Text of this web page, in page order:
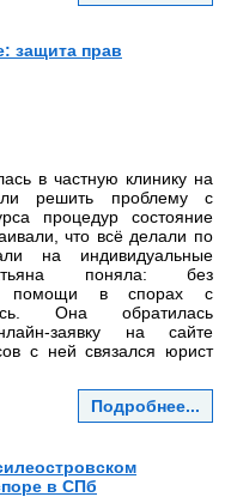
защита прав
в частную клинику на
решить проблему с
процедур состояние
что всё делали по
на индивидуальные
поняла: без
помощи в спорах с
Она обратилась
на сайте
с ней связался юрист
Подробнее...
в СПб